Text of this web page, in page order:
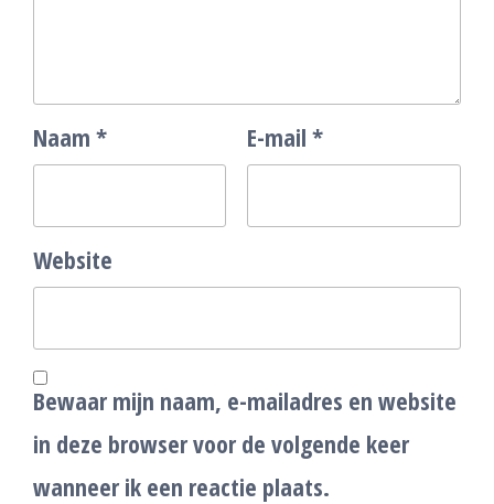
Naam * E-mail *
Website
Bewaar mijn naam, e-mailadres en website
in deze browser voor de volgende keer
wanneer ik een reactie plaats.